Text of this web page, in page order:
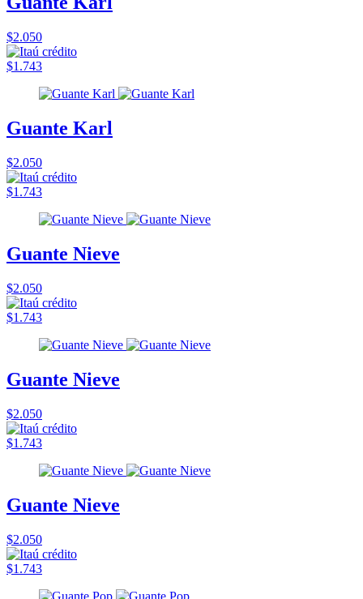
$2.050
$1.743
Guante Karl
$2.050
$1.743
Guante Nieve
$2.050
$1.743
Guante Nieve
$2.050
$1.743
Guante Nieve
$2.050
$1.743